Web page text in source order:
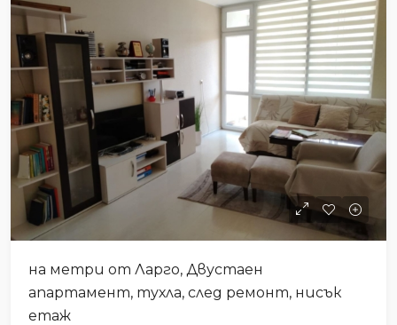
на метри от Ларго, Двустаен
апартамент, тухла, след ремонт, нисък
етаж